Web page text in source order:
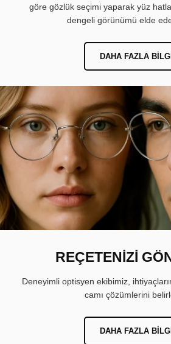
göre gözlük seçimi yaparak yüz
dengeli görünümü elde
DAHA FAZLA BILGI
REÇETENİZİ
Deneyimli optisyen ekibimiz,
camı çözümlerini
DAHA FAZLA BILGI